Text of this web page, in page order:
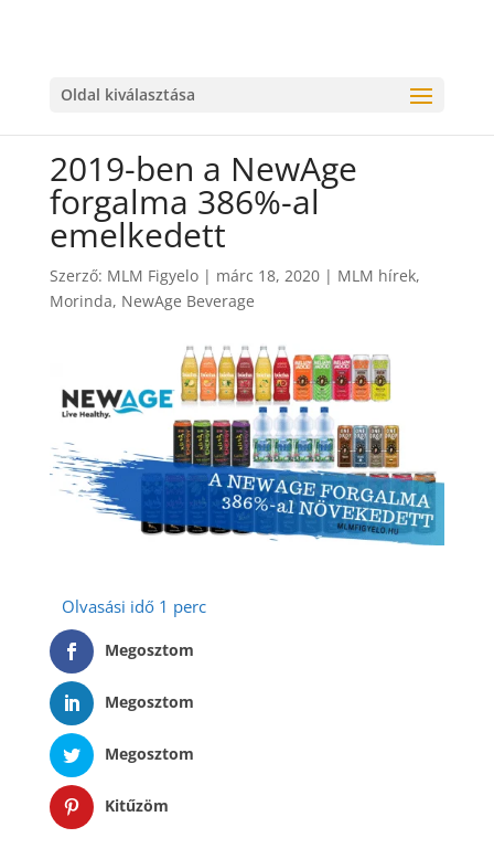
Oldal kiválasztása
2019-ben a NewAge
forgalma 386%-al
emelkedett
Szerző: MLM Figyelo| márc 18, 2020| MLM hírek,
Morinda, NewAge Beverage
Megosztom
Megosztom
Megosztom
Kitűzöm